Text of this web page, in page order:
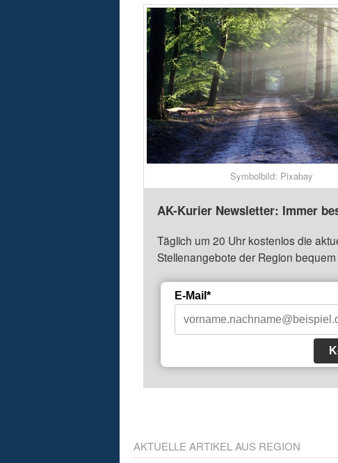
Symbolbild: Pixabay
AK-Kurier Newsletter: Immer
Täglich um 20 Uhr kostenlos die
Stellenangebote der Region
E-Mail*
AKTUELLE ARTIKEL AUS REGION